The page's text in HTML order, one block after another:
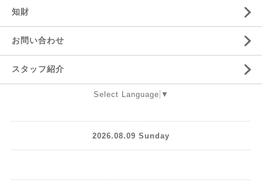
知財
お問い合わせ
スタッフ紹介
Select Language ▼
2026.08.09 Sunday